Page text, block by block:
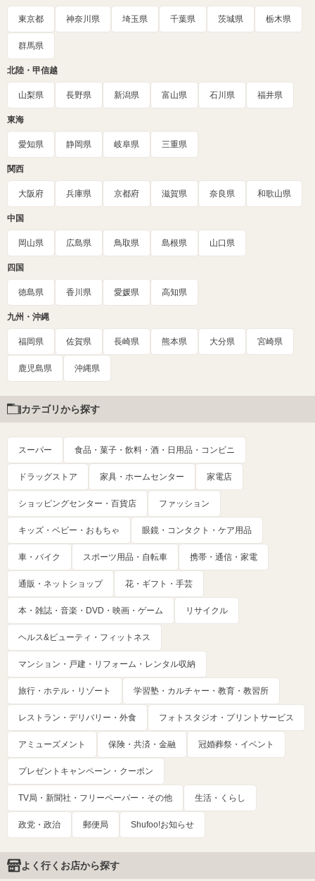
東京都 神奈川県 埼玉県 千葉県 茨城県 栃木県
群馬県
北陸・甲信越
山梨県 長野県 新潟県 富山県 石川県 福井県
東海
愛知県 静岡県 岐阜県 三重県
関西
大阪府 兵庫県 京都府 滋賀県 奈良県 和歌山県
中国
岡山県 広島県 鳥取県 島根県 山口県
四国
徳島県 香川県 愛媛県 高知県
九州・沖縄
福岡県 佐賀県 長崎県 熊本県 大分県 宮崎県
鹿児島県 沖縄県
カテゴリから探す
スーパー 食品・菓子・飲料・酒・日用品・コンビニ
ドラッグストア 家具・ホームセンター 家電店
ショッピングセンター・百貨店 ファッション
キッズ・ベビー・おもちゃ 眼鏡・コンタクト・ケア用品
車・バイク スポーツ用品・自転車 携帯・通信・家電
通販・ネットショップ 花・ギフト・手芸
本・雑誌・音楽・DVD・映画・ゲーム リサイクル
ヘルス&ビューティ・フィットネス
マンション・戸建・リフォーム・レンタル収納
旅行・ホテル・リゾート 学習塾・カルチャー・教育・教習所
レストラン・デリバリー・外食 フォトスタジオ・プリントサービス
アミューズメント 保険・共済・金融 冠婚葬祭・イベント
プレゼントキャンペーン・クーポン
TV局・新聞社・フリーペーパー・その他 生活・くらし
政党・政治 郵便局 Shufoo!お知らせ
よく行くお店から探す